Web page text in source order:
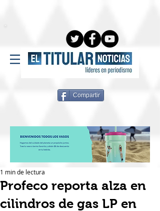
Compartir
Profeco reporta alza en
cilindros de gas LP en
1 min de lectura